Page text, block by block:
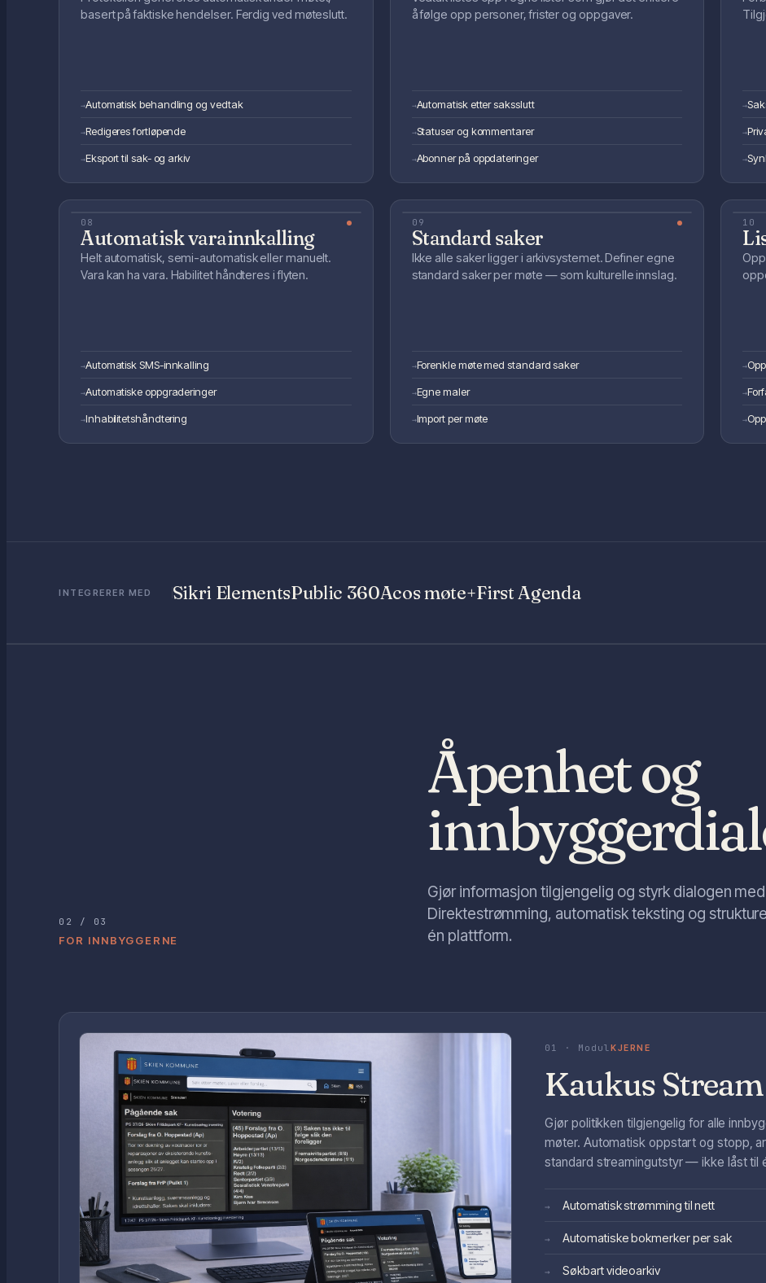
basert på faktiske hendelser. Ferdig ved møteslutt.
→Automatisk behandling og vedtak
→Redigeres fortløpende
→Eksport til sak- og arkiv
å følge opp personer, frister og oppgaver.
→Automatisk etter saksslutt
→Statuser og kommentarer
→Abonner på oppdateringer
→
→
→
08
Automatisk varainnkalling
Helt automatisk, semi-automatisk eller manuelt.
Vara kan ha vara. Habilitet håndteres i flyten.
→Automatisk SMS-innkalling
→Automatiske oppgraderinger
→Inhabilitetshåndtering
09
Standard saker
Ikke alle saker ligger i arkivsystemet. Definer egne
standard saker per møte — som kulturelle innslag.
→Forenkle møte med standard saker
→Egne maler
→Import per møte
10
→
→
→
INTEGRERER MED Sikri ElementsPublic 360Acos møte+First Agenda
02 / 03
FOR INNBYGGERNE
Åpenhet og
Gjør informasjon tilgjengelig og styrk dialogen
Direktestrømming, automatisk teksting og
én plattform.
01 · ModulKJERNE
Kaukus
Gjør politikken tilgjengelig for alle
møter. Automatisk oppstart og stopp,
standard streamingutstyr — ikke låst til
→ Automatisk strømming til nett
→ Automatiske bokmerker per sak
→ Søkbart videoarkiv